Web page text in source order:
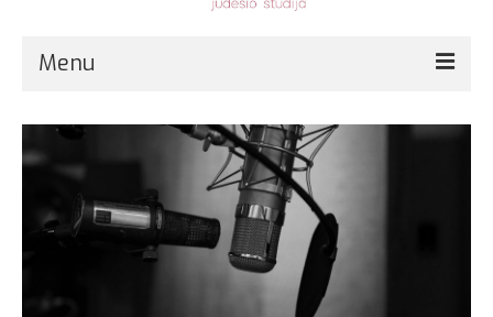
Menu
Pirmą kartą?
Grupinės treniruotės
Kitos paslaugos
Kainos